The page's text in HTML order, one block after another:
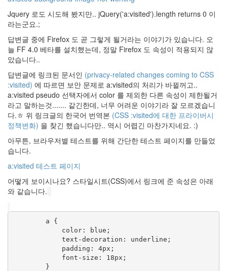
Jquery 로도 시도해 봤지만.. jQuery('a:visited').length returns 0 이
라는군요.;
답변글 중에 Firefox 도 곧 그렇게 될거라는 이야기가 있습니다. 오
늘 FF 4.0 베타를 설치했는데, 정말 Firefox 도 속성이 적용되지 않
았습니다..
답변글에 링크된 문서인 (privacy-related changes coming to CSS
:visited) 에 따르면 보안 문제로 a:visited의 처리가 바뀔꺼고..
a:visited pseudo 선택자에서 color 를 제외한 다른 속성이 제한될거
라고 말하는것....... 같긴한데, 너무 어려운 이야기라 잘 모르겠습니
다.ㅎ 위 링크글의 한국어 번역본 (CSS :visited에 대한 프라이버시
정책변화) 을 찾긴 했습니다만.. 역시 어렵긴 마찬가지네요. :)
아무튼, 브라우저별 테스트를 위해 간단한 테스트 페이지를 만들었
습니다.
a:visited 테스트 페이지
어떻게 보이시나요? 스타일시트(CSS)에서 링크에 준 속성은 아래
와 같습니다.
        a {
            color: blue;
            text-decoration: underline;
            padding: 4px;
            font-size: 18px;
        }
Rating
큐
내
일
이
글
손
발
오
글
재
영
성
인
Jason
Mraz
Shuffle